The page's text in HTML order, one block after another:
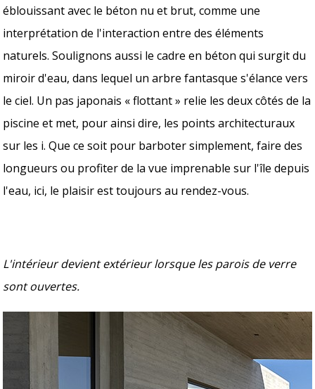
éblouissant avec le béton nu et brut, comme une
interprétation de l'interaction entre des éléments
naturels. Soulignons aussi le cadre en béton qui surgit du
miroir d'eau, dans lequel un arbre fantasque s'élance vers
le ciel. Un pas japonais « flottant » relie les deux côtés de la
piscine et met, pour ainsi dire, les points architecturaux
sur les i. Que ce soit pour barboter simplement, faire des
longueurs ou profiter de la vue imprenable sur l'île depuis
l'eau, ici, le plaisir est toujours au rendez-vous.
L'intérieur devient extérieur lorsque les parois de verre
sont ouvertes.